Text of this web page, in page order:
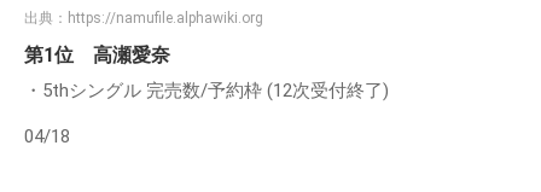
出典： https://namufile.alphawiki.org
第1位 高瀬愛奈
・5thシングル 完売数/予約枠 (12次受付終了)
04/18